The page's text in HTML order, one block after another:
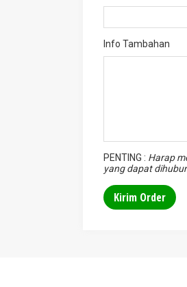
Info Tambahan
PENTING : Harap
yang dapat